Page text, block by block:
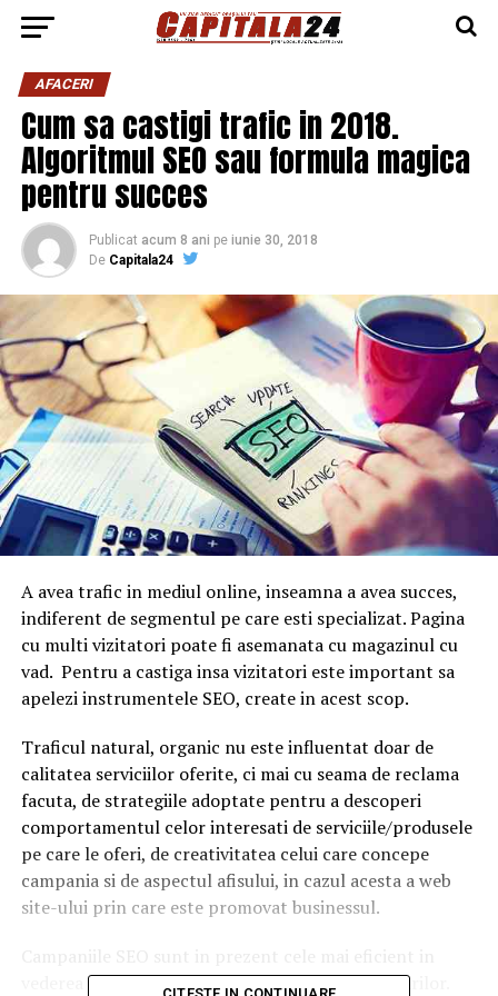
AFACERI
Cum sa castigi trafic in 2018.
Algoritmul SEO sau formula magica
pentru succes
Publicat acum 8 ani pe iunie 30, 2018
De Capitala24
A avea trafic in mediul online, inseamna a avea succes,
indiferent de segmentul pe care esti specializat. Pagina
cu multi vizitatori poate fi asemanata cu magazinul cu
vad. Pentru a castiga insa vizitatori este important sa
apelezi instrumentele SEO, create in acest scop.
Traficul natural, organic nu este influentat doar de
calitatea serviciilor oferite, ci mai cu seama de reclama
facuta, de strategiile adoptate pentru a descoperi
comportamentul celor interesati de serviciile/produsele
pe care le oferi, de creativitatea celui care concepe
campania si de aspectul afisului, in cazul acesta a web
site-ului prin care este promovat businessul.
vederea atragerii de clienti si de crestere a vanzarilor.